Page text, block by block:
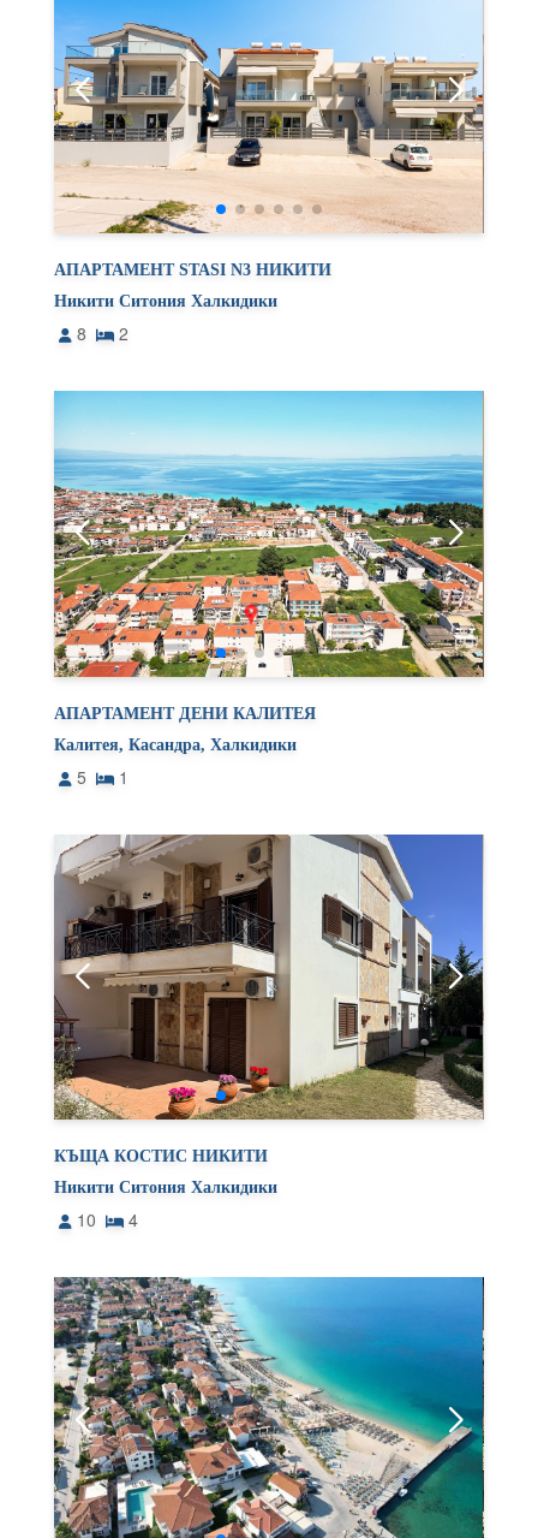
АПАРТАМЕНТ STASI N3 НИКИТИ
Никити Ситония Халкидики
8 2
АПАРТАМЕНТ ДЕНИ КАЛИТЕЯ
Калитея, Касандра, Халкидики
5 1
КЪЩА КОСТИС НИКИТИ
Никити Ситония Халкидики
10 4